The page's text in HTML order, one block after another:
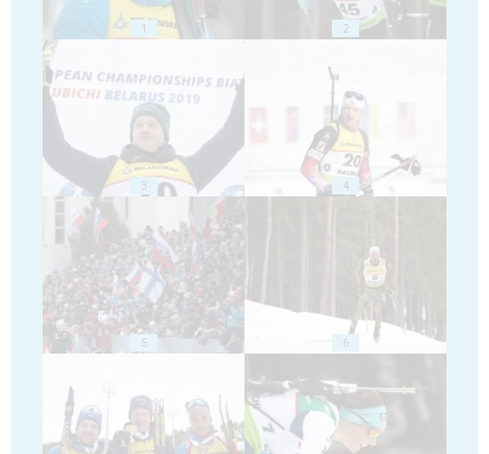
1 2
3 4
5 6